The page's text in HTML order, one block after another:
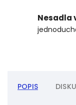
Nesadla
POPIS